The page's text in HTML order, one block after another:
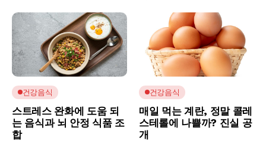
건강음식
스트레스 완화에 도움 되
는 음식과 뇌 안정 식품 조
합
건강음식
매일 먹는 계란, 정말 콜레
스테롤에 나쁠까? 진실 공
개